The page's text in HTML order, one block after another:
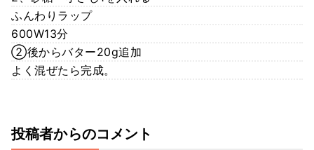
ふんわりラップ
600W13分
②後からバター20g追加
よく混ぜたら完成。
投稿者からのコメント